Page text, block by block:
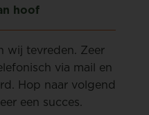
hoof
wij tevreden. Zeer
via mail en
Hop naar volgend
een succes.